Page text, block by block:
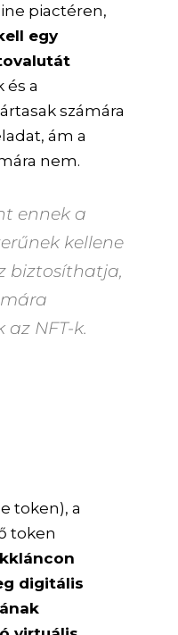
piactéren,
egy
és a
számára
ám a
nem.
ennek a
kellene
biztosíthatja,
NFT-k.
token), a
token
digitális